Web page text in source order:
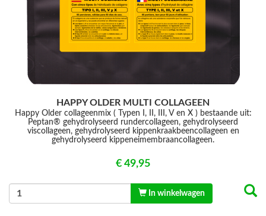
HAPPY OLDER MULTI COLLAGEEN
Happy Older collageenmix ( Typen I, II, III, V en X ) bestaande uit:
Peptan® gehydrolyseerd rundercollageen, gehydrolyseerd
viscollageen, gehydrolyseerd kippenkraakbeencollageen en
gehydrolyseerd kippeneimembraancollageen.
€ 49,95
In winkelwagen